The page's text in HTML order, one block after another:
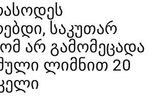
საკუთარ
არ გამომეცადა
ლიმნით 20